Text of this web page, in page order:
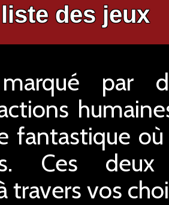
des jeux
par
fantastique
Ces deux
vos